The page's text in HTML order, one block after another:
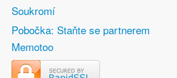
Soukromí
Pobočka: Staňte se partnerem
Memotoo